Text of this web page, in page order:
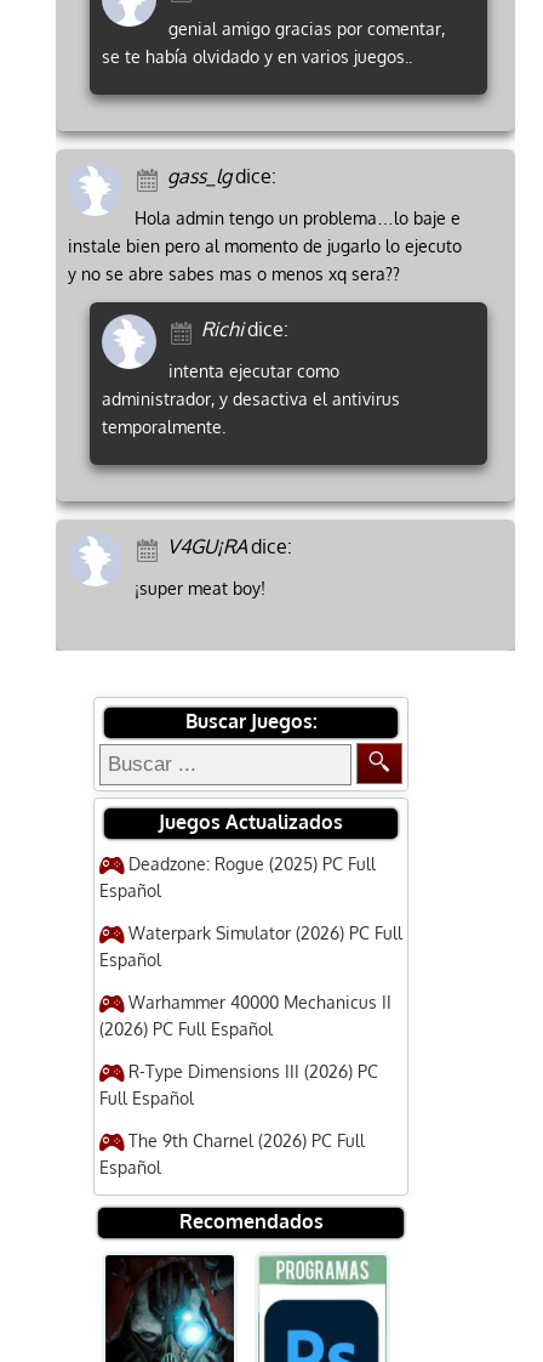
genial amigo gracias por comentar,
se te había olvidado y en varios juegos..
gass_lgdice:
Hola admin tengo un problema…lo baje e
instale bien pero al momento de jugarlo lo ejecuto
y no se abre sabes mas o menos xq sera??
Richidice:
intenta ejecutar como
administrador, y desactiva el antivirus
temporalmente.
V4GU¡RAdice:
¡super meat boy!
Buscar Juegos:
Juegos Actualizados
Deadzone: Rogue (2025) PC Full
Español
Waterpark Simulator (2026) PC Full
Español
Warhammer 40000 Mechanicus II
(2026) PC Full Español
R-Type Dimensions III (2026) PC
Full Español
The 9th Charnel (2026) PC Full
Español
Recomendados